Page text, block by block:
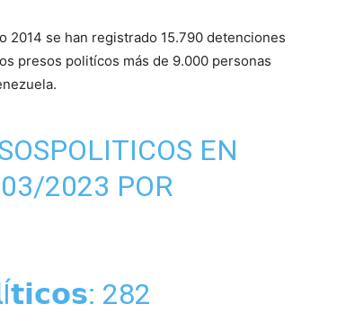
2014 se han registrado 15.790 detenciones
presos politícos más de 9.000 personas
EN
2023 POR
282